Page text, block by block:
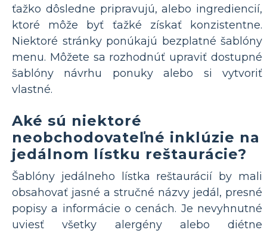
ťažko dôsledne pripravujú, alebo ingrediencií,
ktoré môže byť ťažké získať konzistentne.
Niektoré stránky ponúkajú bezplatné šablóny
menu. Môžete sa rozhodnúť upraviť dostupné
šablóny návrhu ponuky alebo si vytvoriť
vlastné.
Aké sú niektoré
neobchodovateľné inklúzie na
jedálnom lístku reštaurácie?
Šablóny jedálneho lístka reštaurácií by mali
obsahovať jasné a stručné názvy jedál, presné
popisy a informácie o cenách. Je nevyhnutné
uviesť všetky alergény alebo diétne